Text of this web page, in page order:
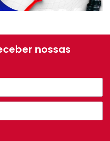
nossas